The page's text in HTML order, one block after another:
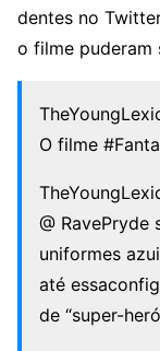
dentes no
o filme puderam
O filme
@ RavePryde
uniformes
até
de “super-